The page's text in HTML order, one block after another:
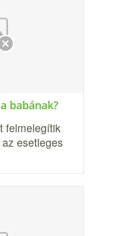
babának?
felmelegítik
esetleges